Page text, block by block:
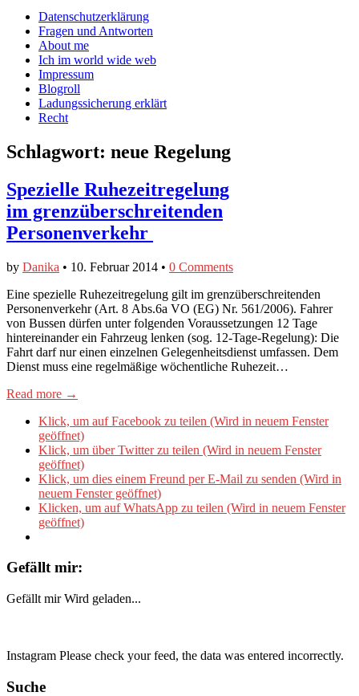
Facebook
anzeigen
Twitter
anzeigen
auf
Instagram
anzeigen
Main
menu
Skip
content
Datenschutzerklärung
Fragen und Antworten
About me
Ich im world wide web
Impressum
Blogroll
Ladungssicherung erklärt
Recht
Schlagwort: neue Regelung
Spezielle Ruhezeitregelung
im grenzüberschreitenden
Personenverkehr
by Danika • 10. Februar 2014 • 0 Comments
Eine spezielle Ruhezeitregelung gilt im grenzüberschreitenden
Personenverkehr (Art. 8 Abs.6a VO (EG) Nr. 561/2006). Fahrer
von Bussen dürfen unter folgenden Voraussetzungen 12 Tage
hintereinander ein Fahrzeug lenken (sog. 12-Tage-Regelung): Die
Fahrt darf nur einen einzelnen Gelegenheitsdienst umfassen. Dem
Dienst muss eine regelmäßige wöchentliche Ruhezeit…
Read more →
Klick, um auf Facebook zu teilen (Wird in neuem Fenster
geöffnet)
Klick, um über Twitter zu teilen (Wird in neuem Fenster
geöffnet)
Klick, um dies einem Freund per E-Mail zu senden (Wird in
neuem Fenster geöffnet)
Klicken, um auf WhatsApp zu teilen (Wird in neuem Fenster
geöffnet)
Gefällt mir:
Gefällt mir Wird geladen...
Instagram Please check your feed, the data was entered incorrectly.
Suche